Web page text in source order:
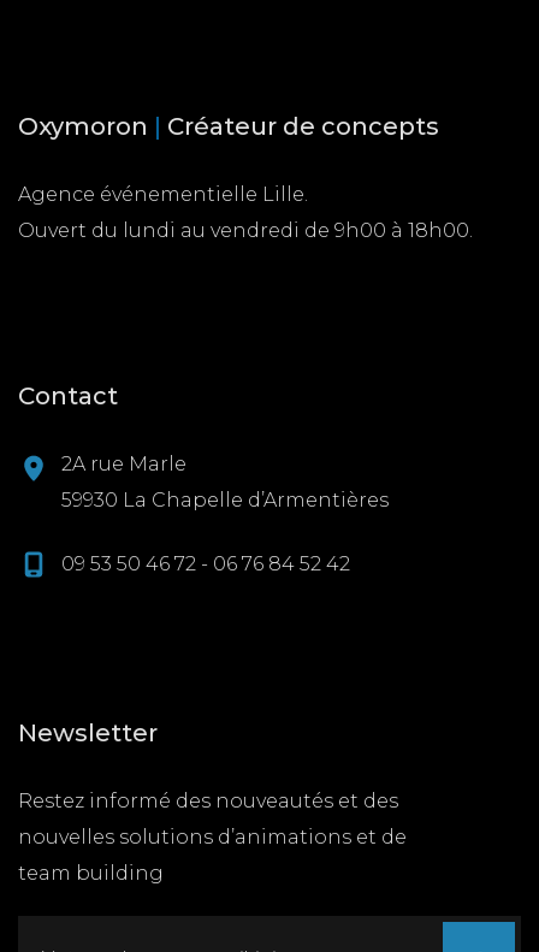
Oxymoron | Créateur de concepts
Agence événementielle Lille.
Ouvert du lundi au vendredi de 9h00 à 18h00.
Contact
2A rue Marle
59930 La Chapelle d’Armentières
09 53 50 46 72 - 06 76 84 52 42
Newsletter
Restez informé des nouveautés et des
nouvelles solutions d’animations et de
team building